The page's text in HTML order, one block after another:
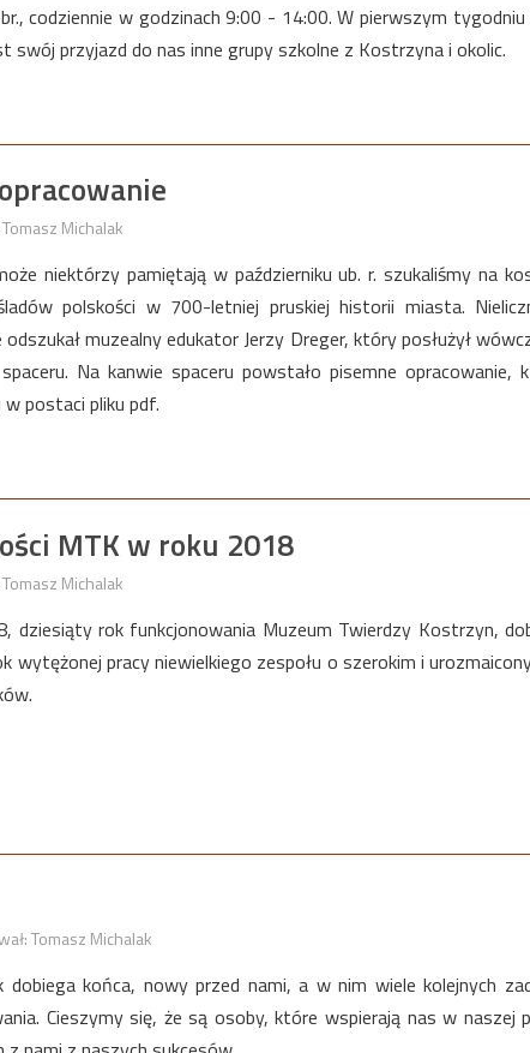
codziennie w godzinach 9:00 - 14:00. W pierwszym
swój przyjazd do nas inne grupy szkolne z Kostrzyna i okolic.
Michalak
niektórzy pamiętają w październiku ub. r. szukaliśmy na
polskości w 700-letniej pruskiej historii miasta.
odszukał muzealny edukator Jerzy Dreger, który posłużył
Na kanwie spaceru powstało pisemne opracowanie,
postaci pliku pdf.
MTK w roku 2018
Michalak
dziesiąty rok funkcjonowania Muzeum Twierdzy Kostrzyn,
wytężonej pracy niewielkiego zespołu o szerokim i
Tomasz Michalak
dobiega końca, nowy przed nami, a w nim wiele kolejnych
Cieszymy się, że są osoby, które wspierają nas w naszej